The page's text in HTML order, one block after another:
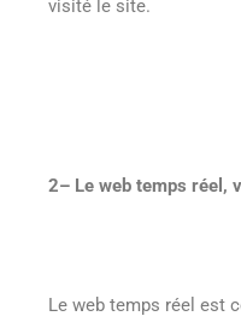
visité le site.
2– Le web temps réel,
Le web temps réel est